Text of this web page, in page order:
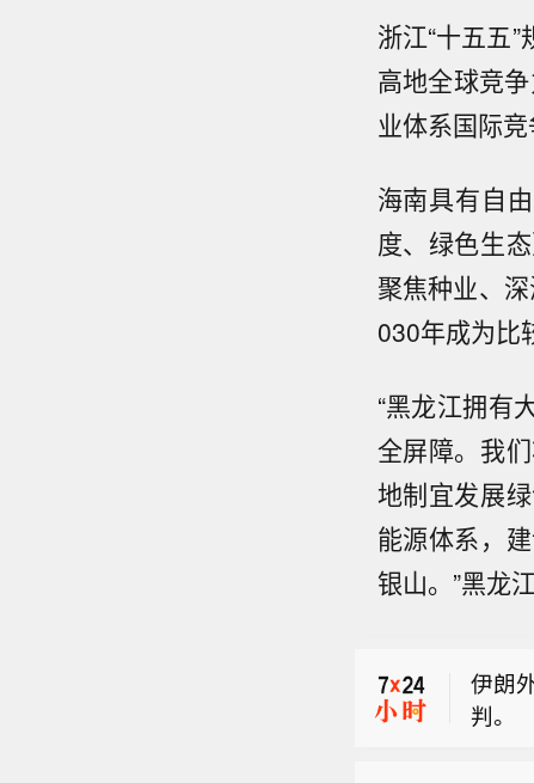
浙江“十五五
高地全球竞
业体系国际竞
海南具有自
度、绿色生
聚焦种业、
030年成为比
“黑龙江拥有
全屏障。我
地制宜发展
能源体系，
银山。”黑龙
市场
人互
灾情
况非
伊朗
判。